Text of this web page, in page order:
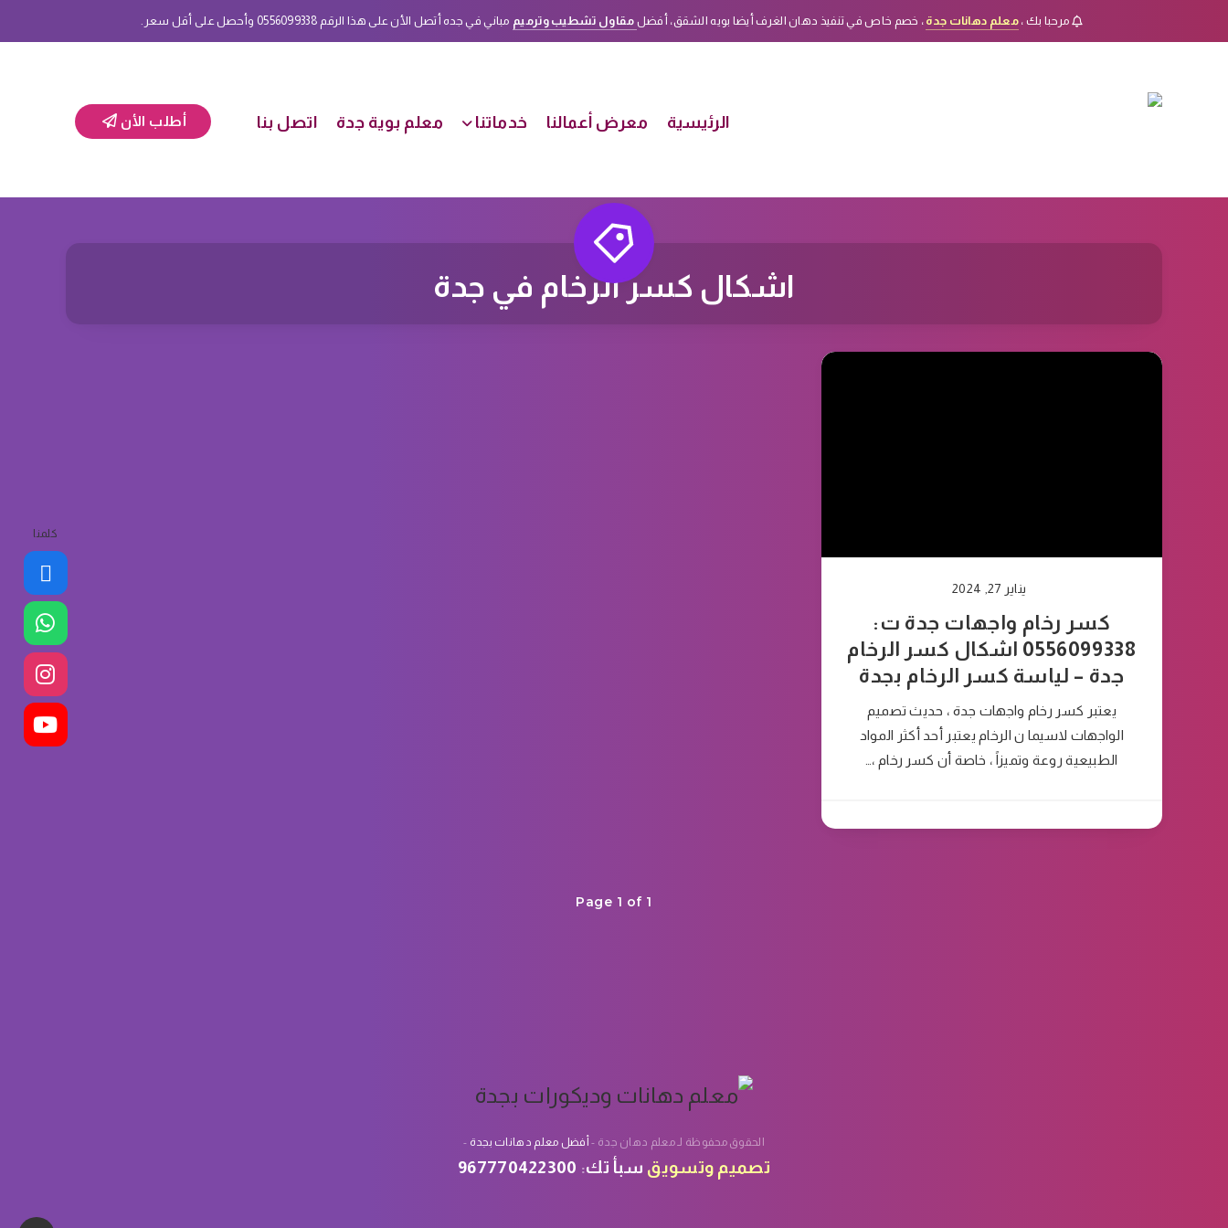
مرحبا بك ،معلم دهانات جدة ، خصم خاص في تنفيذ دهان الغرف أيضا بويه الشقق، أفضل مقاول تشطيب وترميم مباني في جده أتصل الأن على هذا الرقم 0556099338 وأحصل على أقل سعر.
الرئيسية معرض أعمالنا خدماتنا معلم بوية جدة اتصل بنا أطلب الأن
اشكال كسر الرخام في جدة
يناير 27, 2024
كسر رخام واجهات جدة ت:
0556099338 اشكال كسر الرخام
جدة – لياسة كسر الرخام بجدة
يعتبر كسر رخام واجهات جدة ، حديث تصميم
الواجهات لاسيما ن الرخام يعتبر أحد أكثر المواد
الطبيعية روعة وتميزاً ، خاصة أن كسر رخام ،…
Page 1 of 1
الحقوق محفوظة لـ معلم دهان جدة - أفضل معلم دهانات بجدة -
تصميم وتسويق سبأ تك:
967770422300
كلمنا